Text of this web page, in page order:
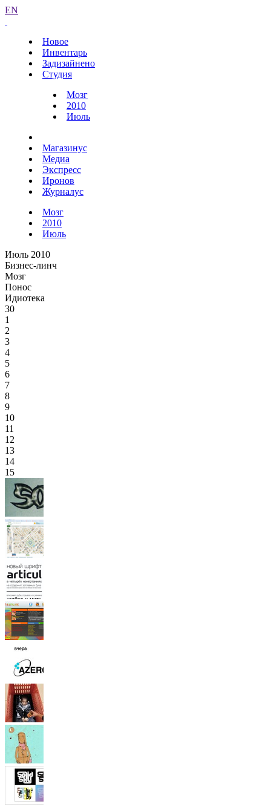
EN
Новое
Инвентарь
Задизайнено
Студия
Мозг
2010
Июль
Магазинус
Медиа
Экспресс
Иронов
Журналус
Мозг
2010
Июль
Июль 2010
Бизнес-линч
Мозг
Понос
Идиотека
30
1
2
3
4
5
6
7
8
9
10
11
12
13
14
15